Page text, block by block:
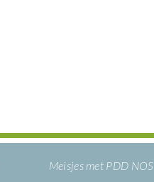
Meisjes met PDD NOS